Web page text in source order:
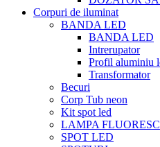
Corpuri de iluminat
BANDA LED
BANDA LED
Intrerupator
Profil aluminiu
Transformator
Becuri
Corp Tub neon
Kit spot led
LAMPA
SPOT LED